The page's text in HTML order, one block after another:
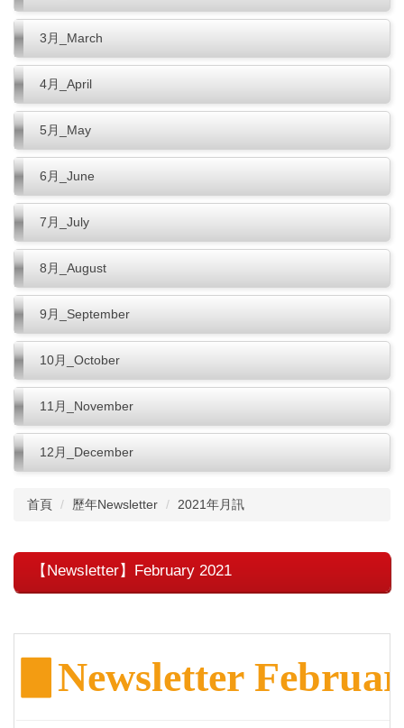
3月_March
4月_April
5月_May
6月_June
7月_July
8月_August
9月_September
10月_October
11月_November
12月_December
首頁 歷年Newsletter 2021年月訊
【Newsletter】February 2021
Newsletter